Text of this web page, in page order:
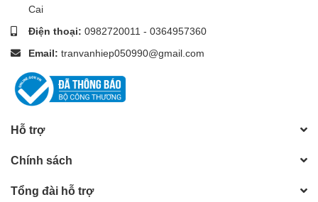
Cai
Điện thoại: 0982720011 - 0364957360
Email: tranvanhiep050990@gmail.com
Hỗ trợ
Chính sách
Tổng đài hỗ trợ